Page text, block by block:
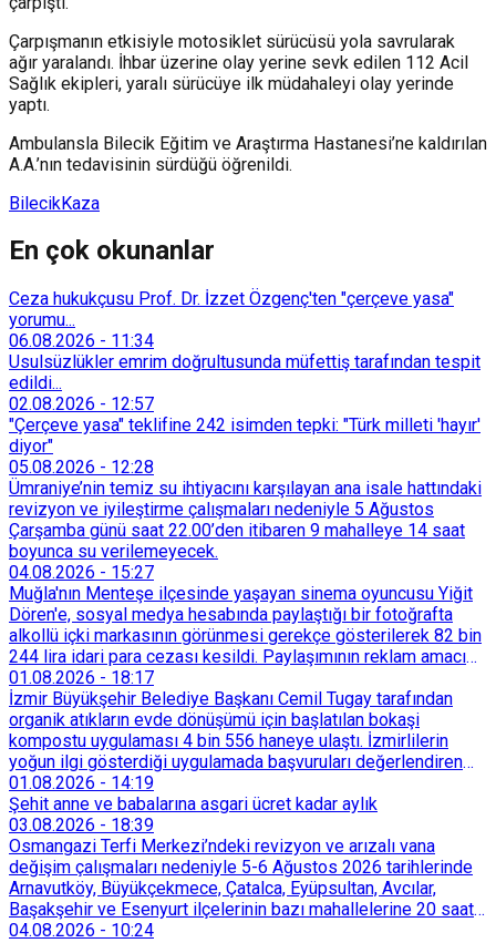
Çarpışmanın etkisiyle motosiklet sürücüsü yola savrularak
ağır yaralandı. İhbar üzerine olay yerine sevk edilen 112 Acil
Sağlık ekipleri, yaralı sürücüye ilk müdahaleyi olay yerinde
yaptı.
Ambulansla Bilecik Eğitim ve Araştırma Hastanesi’ne kaldırılan
A.A.’nın tedavisinin sürdüğü öğrenildi.
BilecikKaza
En çok okunanlar
Ceza hukukçusu Prof. Dr. İzzet Özgenç'ten "çerçeve yasa"
yorumu...
06.08.2026 - 11:34
Usulsüzlükler emrim doğrultusunda müfettiş tarafından tespit
edildi...
02.08.2026 - 12:57
"Çerçeve yasa" teklifine 242 isimden tepki: "Türk milleti 'hayır'
diyor"
05.08.2026 - 12:28
Ümraniye’nin temiz su ihtiyacını karşılayan ana isale hattındaki
revizyon ve iyileştirme çalışmaları nedeniyle 5 Ağustos
Çarşamba günü saat 22.00’den itibaren 9 mahalleye 14 saat
boyunca su verilemeyecek.
04.08.2026 - 15:27
Muğla'nın Menteşe ilçesinde yaşayan sinema oyuncusu Yiğit
Dören'e, sosyal medya hesabında paylaştığı bir fotoğrafta
alkollü içki markasının görünmesi gerekçe gösterilerek 82 bin
244 lira idari para cezası kesildi. Paylaşımının reklam amacı
taşımadığını savunan Dören, cezanın iptali için yargıya
başvurdu.
01.08.2026 - 18:17
İzmir Büyükşehir Belediye Başkanı Cemil Tugay tarafından
organik atıkların evde dönüşümü için başlatılan bokaşi
kompostu uygulaması 4 bin 556 haneye ulaştı. İzmirlilerin
yoğun ilgi gösterdiği uygulamada başvuruları değerlendiren
Tarımsal Hizmetler Dairesi Başkanlığı, farklı ilçelerde toplam
128 bokaşi kompost eğitimi düzenleyerek İzmirlileri
sürdürülebilir atık yönetimi sistemine dahil etti.
01.08.2026 - 14:19
Şehit anne ve babalarına asgari ücret kadar aylık
03.08.2026 - 18:39
Osmangazi Terfi Merkezi’ndeki revizyon ve arızalı vana
değişim çalışmaları nedeniyle 5-6 Ağustos 2026 tarihlerinde
Arnavutköy, Büyükçekmece, Çatalca, Eyüpsultan, Avcılar,
Başakşehir ve Esenyurt ilçelerinin bazı mahallelerine 20 saat
süreyle su verilemeyecek.
04.08.2026 - 10:24